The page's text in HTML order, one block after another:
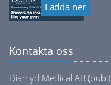
Ladda ner
Kontakta oss
Diamyd Medical AB (publ)